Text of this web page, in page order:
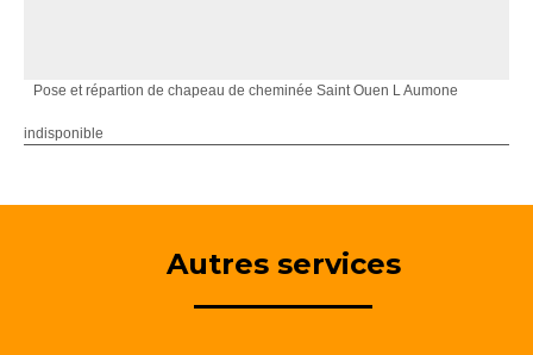
Pose et répartion de chapeau de cheminée Saint Ouen L Aumone
indisponible
Autres services